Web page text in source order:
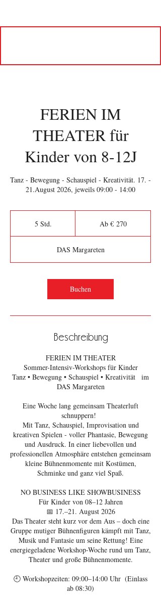
FERIEN IM
THEATER für
Kinder von 8-12J
Tanz - Bewegung - Schauspiel - Kreativität. 17. -
21.August 2026, jeweils 09:00 - 14:00
5 Std.
.
Ab € 270
DAS Margareten
Buchen
Beschreibung
FERIEN IM THEATER
Sommer-Intensiv-Workshops für Kinder
Tanz • Bewegung • Schauspiel • Kreativität im
DAS Margareten
Eine Woche lang gemeinsam Theaterluft
schnuppern!
Mit Tanz, Schauspiel, Improvisation und
kreativen Spielen - voller Phantasie, Bewegung
und Ausdruck. In einer liebevollen und
professionellen Atmosphäre entstehen gemeinsam
kleine Bühnenmomente mit Kostümen,
Schminke und ganz viel Spaß.
NO BUSINESS LIKE SHOWBUSINESS
Für Kinder von 08–12 Jahren
📅 17.–21. August 2026
Das Theater steht kurz vor dem Aus – doch eine
Gruppe mutiger Bühnenfiguren kämpft mit Tanz,
Musik und Fantasie um seine Rettung! Eine
energiegeladene Workshop-Woche rund um Tanz,
Theater und große Bühnenmomente.
🕘 Workshopzeiten: 09:00–14:00 Uhr (Einlass
ab 08:30)